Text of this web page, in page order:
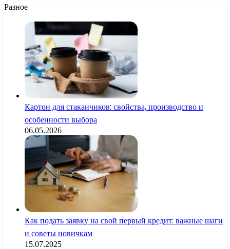
Разное
Картон для стаканчиков: свойства, производство и
особенности выбора
06.05.2026
Как подать заявку на свой первый кредит: важные шаги
и советы новичкам
15.07.2025